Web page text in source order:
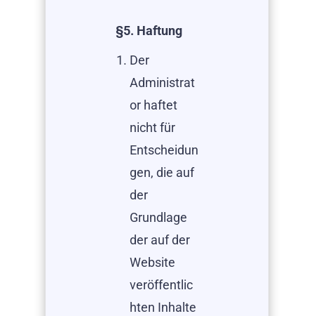
§5. Haftung
Der
Administrat
or haftet
nicht für
Entscheidun
gen, die auf
der
Grundlage
der auf der
Website
veröffentlic
hten Inhalte